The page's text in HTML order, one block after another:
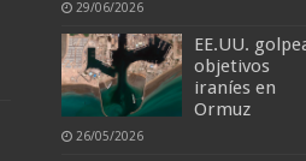
29/06/2026
EE.UU.
objetivos
iraníes en
Ormuz
26/05/2026